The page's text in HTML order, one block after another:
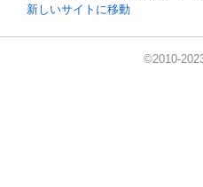
新しいサイトに移動
©2010-